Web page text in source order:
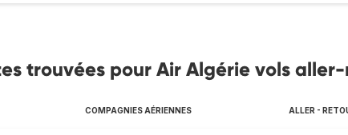
trouvées pour Air Algérie vols
COMPAGNIES AÉRIENNES ALLER -